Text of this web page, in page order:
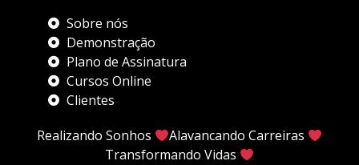
Sobre nós
Demonstração
Plano de Assinatura
Cursos Online
Clientes
Realizando Sonhos
Alavancando Carreiras
Transformando Vidas